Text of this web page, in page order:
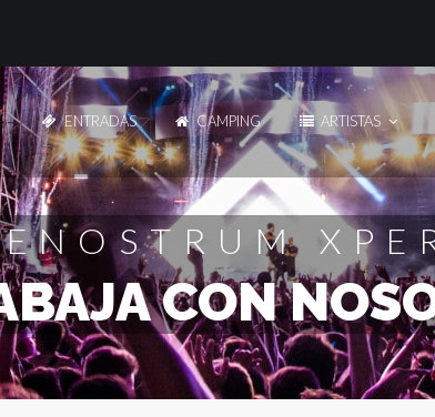
ENTRADAS CAMPING ARTISTAS
Artistas
INFO DE CADA ARTISTA
Line Up
CARTEL COMPLETO
Multimedia
AFTERMOVIE Y ENTREVISTAS
Artistas
INFO DE
Line Up
CARTEL
CON